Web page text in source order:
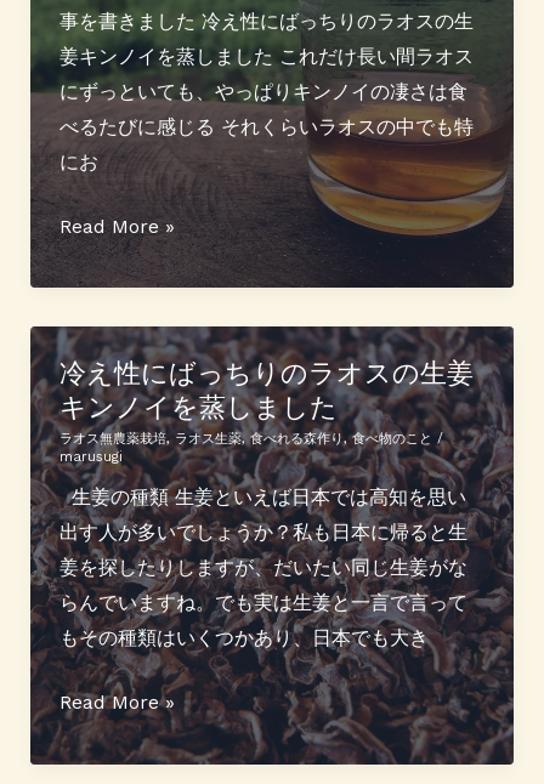
イ
乾
姜
で
パ
ウ
ン
ド
ケ
ー
キ
事を書きました 冷え性にばっちりのラオスの生
姜キンノイを蒸しました これだけ長い間ラオス
にずっといても、やっぱりキンノイの凄さは食
べるたびに感じる それくらいラオスの中でも特
にお
キ
ン
ノ
イ
乾
姜
で
世
界
一
辛
い
（？）
大
人
生
Read More »
冷え性にばっちりのラオスの生姜
キンノイを蒸しました
ラオス無農薬栽培, ラオス生薬, 食べれる森作り,食べ物のこと /
marusugi
生姜の種類 生姜といえば日本では高知を思い
出す人が多いでしょうか？私も日本に帰ると生
姜を探したりしますが、だいたい同じ生姜がな
らんでいますね。でも実は生姜と一言で言って
もその種類はいくつかあり、日本でも大き
冷
え
性
Read More »